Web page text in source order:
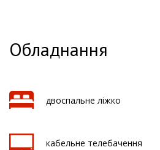
Обладнання
двоспальне ліжко
кабельне телебачення